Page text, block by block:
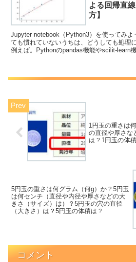
よる回帰直
方】
Jupyter notebook（Python3）を使ってみよ
ても慣れていないうちは、どうしても処理
例えば。Pythonのpandas機能やscilit-learn
1円玉の重さは
の直径や厚さな
は？1円玉の体
5円玉の重さは何グラム（何g）か？5円玉
は何センチ（直径や内径や厚さなどの大
きさ（サイズ）は）？5円玉の穴の直径
（大きさ）は？5円玉の体積は？
コメント